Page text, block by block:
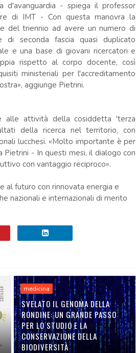
d'avanguardia - spiega il professor
di IMT - Con questa manovra la
del triennio ad avere un numero di
di seconda fascia quasi duplicato
e una base di giovani ricercatori e
rispetto al corpo docente, così
ministeriali per l'accreditamento
aggiunge Pietrini.
alle attività della cosiddetta 'terza
della ricerca nel territorio, con
lucchesi. «Molto importante è per
- In questi mesi, il dialogo con
con vantaggio reciproco».
al futuro con rinnovata energia e
nazionali e internazionali di merito
medicina
SVELATO IL GENOMA DELLA
RONDINE: UN GRANDE PASSO
PER LO STUDIO E LA
CONSERVAZIONE DELLA
BIODIVERSITÀ